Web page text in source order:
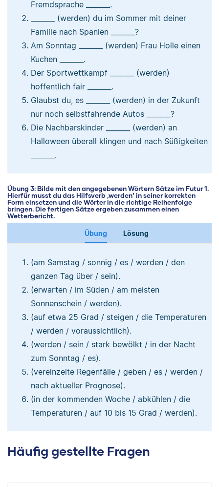
Fremdsprache _______.
_______ (werden) du im Sommer mit deiner
Familie nach Spanien _______?
Am Sonntag _______ (werden) Frau Holle einen
Kuchen _______.
Der Sportwettkampf _______ (werden)
hoffentlich fair _______.
Glaubst du, es _______ (werden) in der Zukunft
nur noch selbstfahrende Autos _______?
Die Nachbarskinder _______ (werden) an
Halloween überall klingen und nach Süßigkeiten
_______.
Übung 3: Bilde mit den angegebenen Wörtern Sätze im Futur 1.
Hierfür musst du das Hilfsverb ‚werden‘ in seiner korrekten
Form einsetzen und die Wörter in die richtige Reihenfolge
bringen. Die fertigen Sätze ergeben zusammen einen
Wetterbericht.
Übung Lösung
(am Samstag / sonnig / es / werden / den
ganzen Tag über / sein).
(erwarten / im Süden / am meisten
Sonnenschein / werden).
(auf etwa 25 Grad / steigen / die Temperaturen
/ werden / voraussichtlich).
(werden / sein / stark bewölkt / in der Nacht
zum Sonntag / es).
(vereinzelte Regenfälle / geben / es / werden /
nach aktueller Prognose).
(in der kommenden Woche / abkühlen / die
Temperaturen / auf 10 bis 15 Grad / werden).
Häufig gestellte Fragen